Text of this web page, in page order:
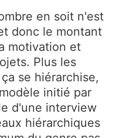
en soit n'est
donc le montant
motivation et
Plus les
se hiérarchise,
initié par
d'une interview
hiérarchiques